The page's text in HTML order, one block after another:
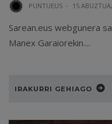
PUNTUEUS · 15
Sarean.eus webgunera
Manex Garaiorekin....
IRAKURRI GEHIAGO